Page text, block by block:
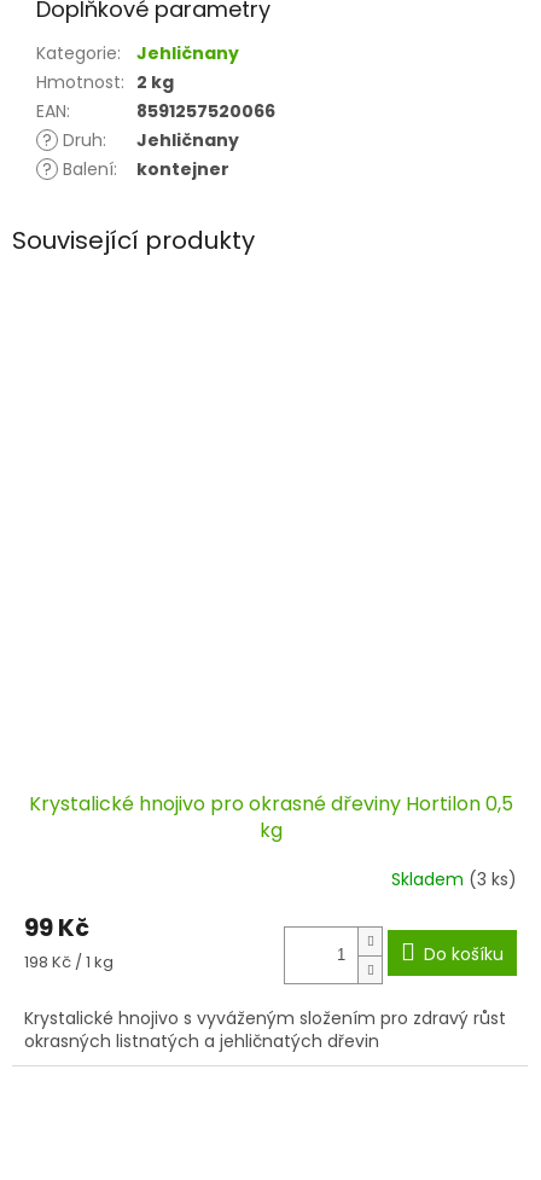
Doplňkové parametry
Kategorie:
Jehličnany
Hmotnost: 2 kg
EAN:
8591257520066
? Druh:
Jehličnany
? Balení: kontejner
Související produkty
Krystalické hnojivo pro okrasné dřeviny Hortilon 0,5
kg
Skladem (3 ks)
99 Kč
Měrná
198 Kč / 1 kg Do košíku
Krystalické hnojivo s vyváženým složením pro zdravý růst
okrasných listnatých a jehličnatých dřevin